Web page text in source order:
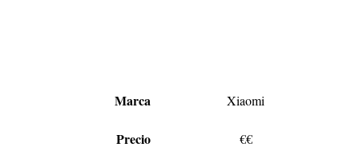
Marca Xiaomi
Precio €€